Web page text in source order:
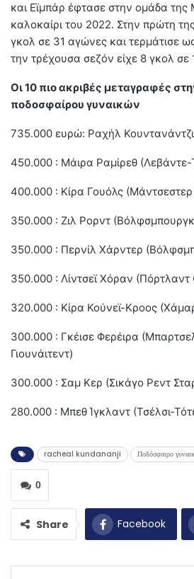
και Εϊμπάρ έφτασε στην ομάδα της
καλοκαίρι του 2022. Στην πρώτη
γκολ σε 31 αγώνες και τερμάτισε
την τρέχουσα σεζόν είχε 8 γκολ σε
Οι 10 πιο ακριβές μεταγραφές
ποδοσφαίρου γυναικών
735.000 ευρώ: Ραχήλ
450.000 : Μάιρα Ραμίρεθ (Λεβάντε-
400.000 : Κίρα Γουόλς
350.000 : Ζιλ Ρορντ
350.000 : Περνίλ Χάρντερ
350.000 : Λίντσεϊ Χόραν
320.000 : Κίρα Κούνεϊ-Κροος
300.000 : Γκέισε Φερέιρα
Γιουνάιτεντ)
300.000 : Σαμ Κερ (Σικάγο Ρεντ
280.000 : Μπεθ Ίγκλαντ (Τσέλσι-
racheal kundananji Ποδόσφαιρο
0
Share Facebook